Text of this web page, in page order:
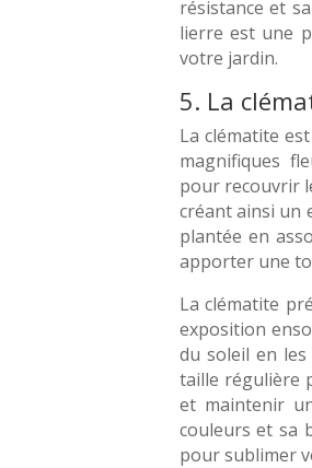
résistance et
lierre est une
votre jardin.
5. La
La clématite
magnifiques
pour recouvrir
créant ainsi un
plantée en
apporter une
La clématite
exposition
du soleil en
taille régulière
et maintenir
couleurs et sa
pour sublimer